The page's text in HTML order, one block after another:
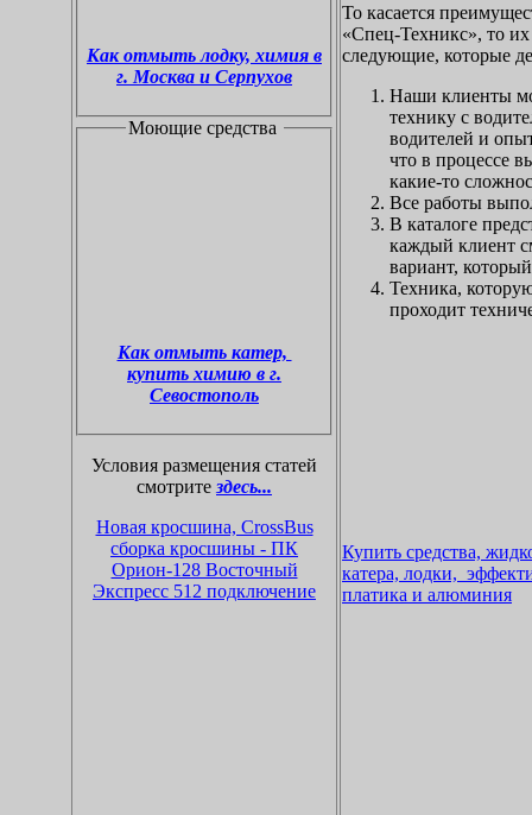
Как отмыть лодку, химия в
г. Москва и Серпухов
Моющие средства
Как отмыть катер,
купить химию в г.
Севостополь
Условия размещения статей
смотрите здесь...
Новая кросшина, CrossBus
сборка кросшины - ПК
Орион-128 Восточный
Экспресс 512 подключение
То касается
«Спец-Техникс», то
следующие, которые
Наши клиенты
технику с
водителей и
что в процессе
какие-то
Все работы
В каталоге
каждый клиент
вариант,
Техника,
проходит
Купить средства,
катера, лодки,
платика и алюминия